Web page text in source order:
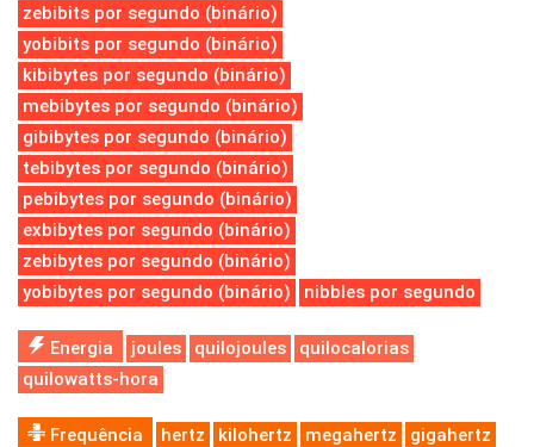
zebibits por segundo (binário)
yobibits por segundo (binário)
kibibytes por segundo (binário)
mebibytes por segundo (binário)
gibibytes por segundo (binário)
tebibytes por segundo (binário)
pebibytes por segundo (binário)
exbibytes por segundo (binário)
zebibytes por segundo (binário)
yobibytes por segundo (binário)
nibbles por segundo
Energia joules quilojoules
quilocalorias
quilowatts-hora
Frequência hertz kilohertz megahertz
gigahertz